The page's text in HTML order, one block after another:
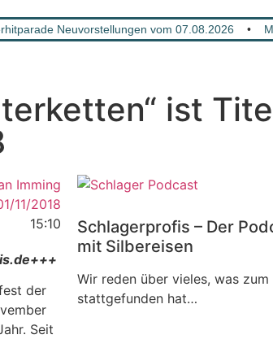
Neuvorstellungen vom 07.08.2026 •
ist
Imming
11/2018
15:10
der
Seit
Schlagerprofis – Der
mit Silbereisen
Wir reden über vieles, was
stattgefunden hat…